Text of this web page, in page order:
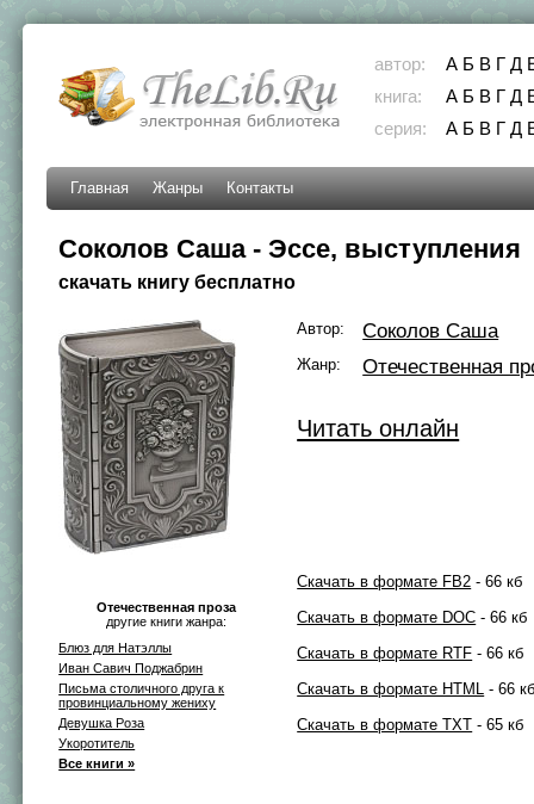
автор: А Б В Г Д
книга:
А Б В Г Д
серия:
А Б В Г Д
Главная Жанры Контакты
Соколов Саша - Эссе, выступления
скачать книгу бесплатно
Отечественная проза
другие книги жанра:
Блюз для Натэллы
Иван Савич Поджабрин
Письма столичного друга к
провинциальному жениху
Девушка Роза
Укоротитель
Все книги »
Автор: Соколов Саша
Жанр: Отечественная
Читать онлайн
Скачать в формате FB2 - 66 кб
Скачать в формате DOC - 66 кб
Скачать в формате RTF - 66 кб
Скачать в формате HTML - 66
Скачать в формате TXT - 65 кб